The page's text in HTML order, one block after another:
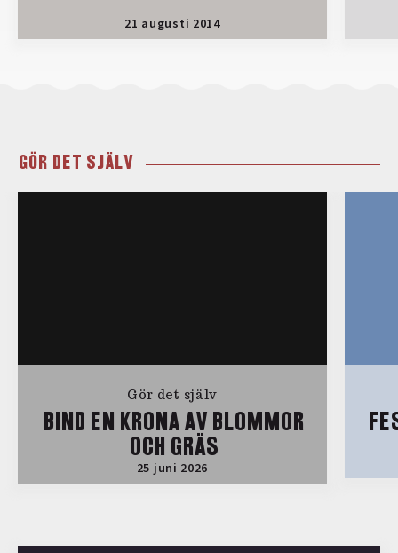
21 augusti 2014
GÖR DET SJÄLV
Gör det själv
BIND EN KRONA AV BLOMMOR
OCH GRÄS
25 juni 2026